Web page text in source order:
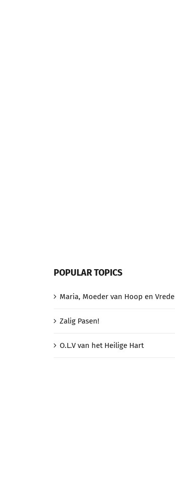
POPULAR TOPICS
Maria, Moeder van Hoop en Vrede
Zalig Pasen!
O.L.V van het Heilige Hart